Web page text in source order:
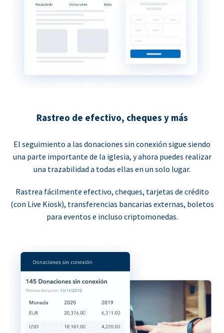
Rastreo de efectivo, cheques y más
El seguimiento a las donaciones sin conexión sigue siendo
una parte importante de la iglesia, y ahora puedes realizar
una trazabilidad a todas ellas en un solo lugar.
Rastrea fácilmente efectivo, cheques, tarjetas de crédito
(con Live Kiosk), transferencias bancarias externas, boletos
para eventos e incluso criptomonedas.